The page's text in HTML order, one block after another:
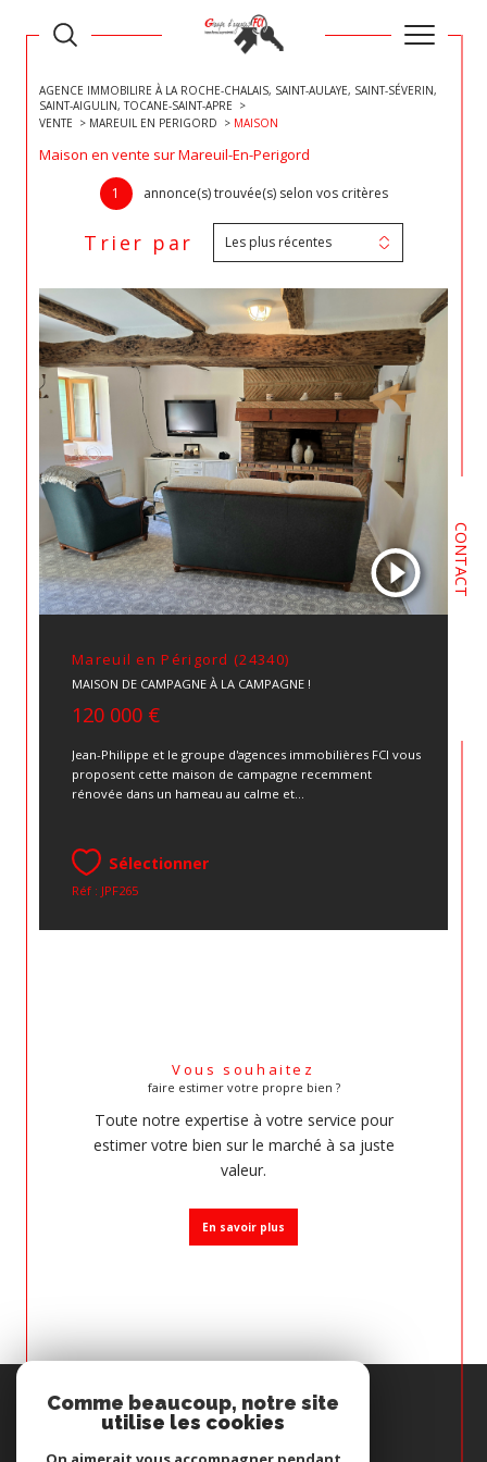
CONTACT
AGENCE IMMOBILIRE À LA ROCHE-CHALAIS, SAINT-AULAYE, SAINT-SÉVERIN,
SAINT-AIGULIN, TOCANE-SAINT-APRE
VENTE
MAREUIL EN PERIGORD MAISON
Maison en vente sur Mareuil-En-Perigord
1 annonce(s) trouvée(s) selon vos critères
Trier par Les plus récentes
Mareuil en Périgord (24340)
MAISON DE CAMPAGNE À LA CAMPAGNE !
120 000 €
Jean-Philippe et le groupe d'agences immobilières FCI vous
proposent cette maison de campagne recemment
rénovée dans un hameau au calme et...
Sélectionner
Réf : JPF265
Vous souhaitez
faire estimer votre propre bien ?
Toute notre expertise à votre service pour
estimer votre bien sur le marché à sa juste
valeur.
En savoir plus
PROPRIÉTAIRE
Comme beaucoup, notre site
utilise les cookies